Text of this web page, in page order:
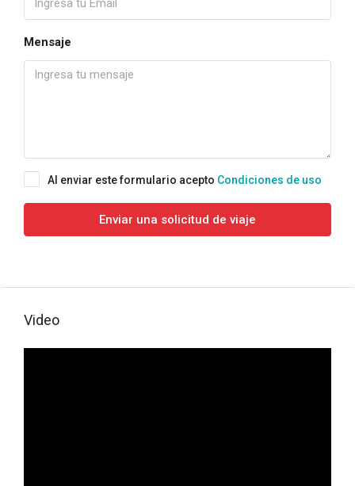
Mensaje
Al enviar este formulario acepto Condiciones de uso
Enviar una solicitud de viaje
Video